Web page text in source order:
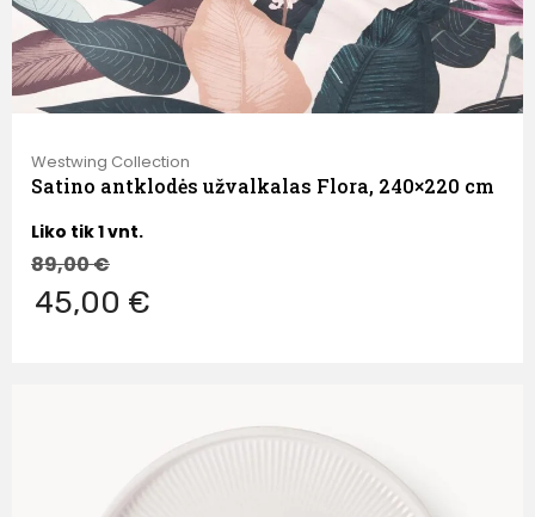
Westwing Collection
Satino antklodės užvalkalas Flora, 240×220 cm
Liko tik 1 vnt.
89,00€
45,00 €